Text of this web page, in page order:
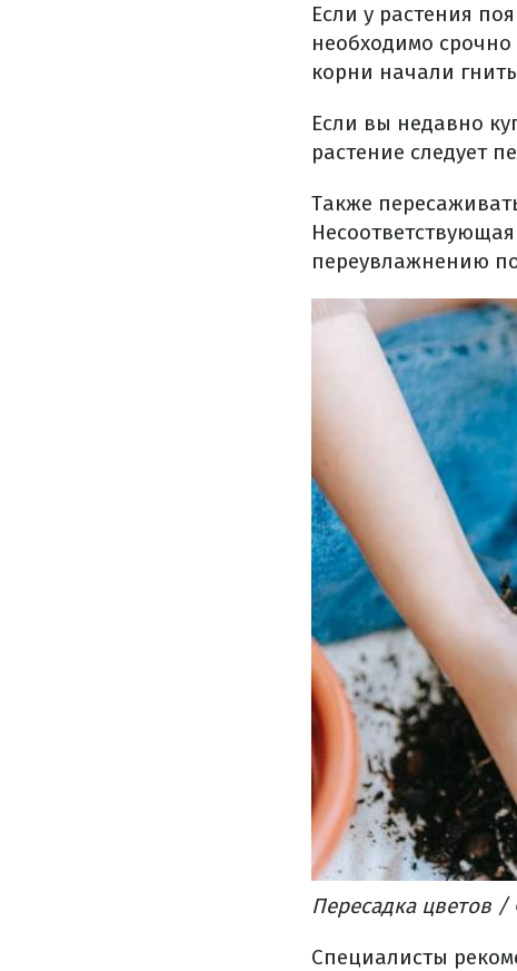
Если у растения
необходимо
корни начали
Если вы недавно
растение следует
Также
переувлажнению
Пересадка цветов /
Специалисты